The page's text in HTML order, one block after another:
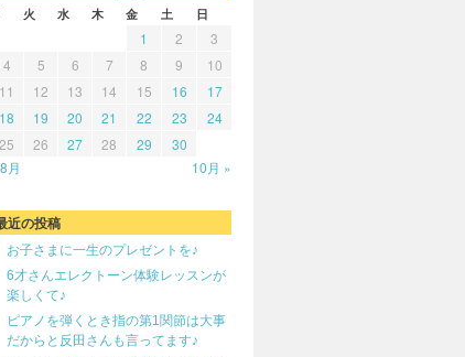
火 水 木 金 土 日
月 10月 »
1 2
3
4
5 6 7 8 9
10
11
12 13 14 15 16
17
18
19 20 21 22 23
24
25
26 27 28 29 30
近の投稿
お子さまに一生のプレゼントを♪
6才さんエレクトーン体験レッスンが
楽しくて♪
ピアノを弾くとき指の第1関節は大事
だからと反田さんも言ってます♪